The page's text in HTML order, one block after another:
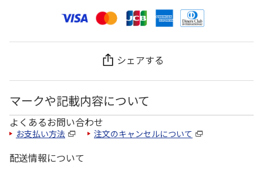
シェアする
マークや記載内容について
よくあるお問い合わせ
お支払い方法 注文のキャンセルについて
配送情報について